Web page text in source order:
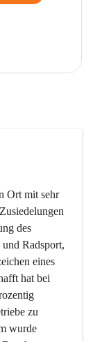
Ort mit sehr
des
Radsport,
eines
hat bei
zu
wurde